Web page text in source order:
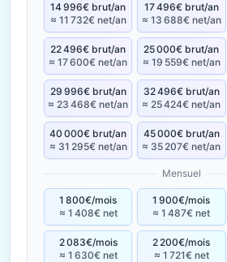
14 996€ brut/an
≈ 11 732€ net/an
17 496€ brut/an
≈ 13 688€ net/an
22 496€ brut/an
≈ 17 600€ net/an
25 000€ brut/an
≈ 19 559€ net/an
29 996€ brut/an
≈ 23 468€ net/an
32 496€ brut/an
≈ 25 424€ net/an
40 000€ brut/an
≈ 31 295€ net/an
45 000€ brut/an
≈ 35 207€ net/an
Mensuel
1 800€/mois
≈ 1 408€ net
1 900€/mois
≈ 1 487€ net
2 083€/mois
≈ 1 630€ net
2 200€/mois
≈ 1 721€ net